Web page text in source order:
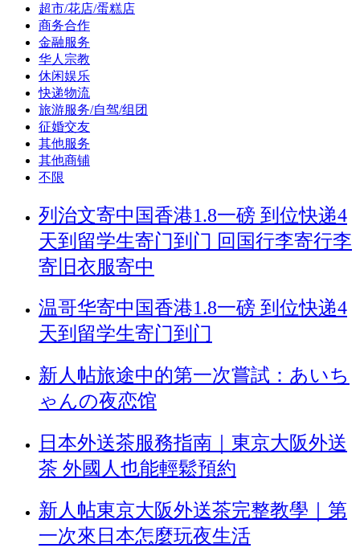
超市/花店/蛋糕店
商务合作
金融服务
华人宗教
休闲娱乐
快递物流
旅游服务/自驾/组团
征婚交友
其他服务
其他商铺
不限
列治文寄中国香港1.8一磅 到位快递4
天到留学生寄门到门 回国行李寄行李
寄旧衣服寄中
温哥华寄中国香港1.8一磅 到位快递4
天到留学生寄门到门
新人帖旅途中的第一次嘗試：あいち
ゃんの夜恋馆
日本外送茶服務指南｜東京大阪外送
茶 外國人也能輕鬆預約
新人帖東京大阪外送茶完整教學｜第
一次來日本怎麼玩夜生活